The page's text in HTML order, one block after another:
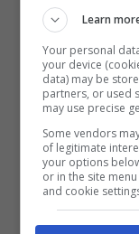
limite
lo spray
prima di
Learn
Your personal
your device
data) may be
partners, or used
may use precise
Some vendors
of legitimate
your options
or in the site
and cookie